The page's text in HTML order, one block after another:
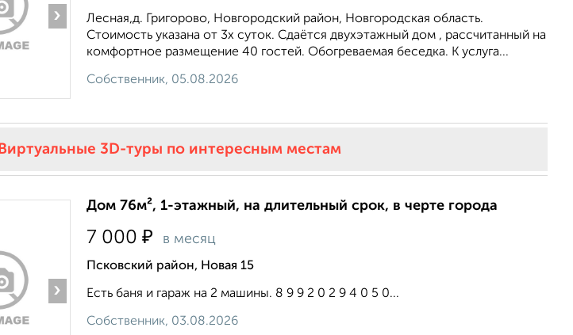
›
Лесная,​д. Григорово, Новгородский район, Новгородская область.
Стоимость указана от 3х суток. Сдаётся двухэтажный дом , рассчитанный на
комфортное размещение 40 гостей. Обогреваемая беседка. К услуга...
Собственник, 05.08.2026
Виртуальные 3D-туры по интересным местам
›
Дом 76м², 1-этажный, на длительный срок, в черте города
7 000 ₽ в месяц
Псковский район, Новая 15
Есть баня и гараж на 2 машины. 8 9 9 2 0 2 9 4 0 5 0...
Собственник, 03.08.2026